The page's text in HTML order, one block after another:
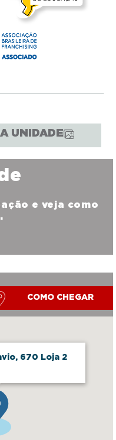
UNIDADE
670 Loja 2
e veja como
COMO CHEGAR